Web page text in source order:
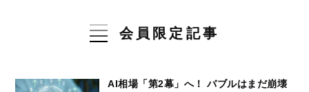
会員限定記事
AI相場「第2幕」へ！ バブルはまだ崩壊